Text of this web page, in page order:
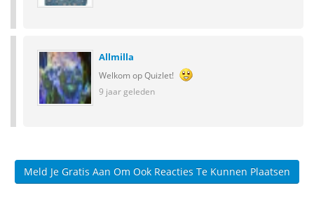
Allmilla
Welkom op Quizlet!
9 jaar geleden
Meld Je Gratis Aan Om Ook Reacties Te Kunnen Plaatsen